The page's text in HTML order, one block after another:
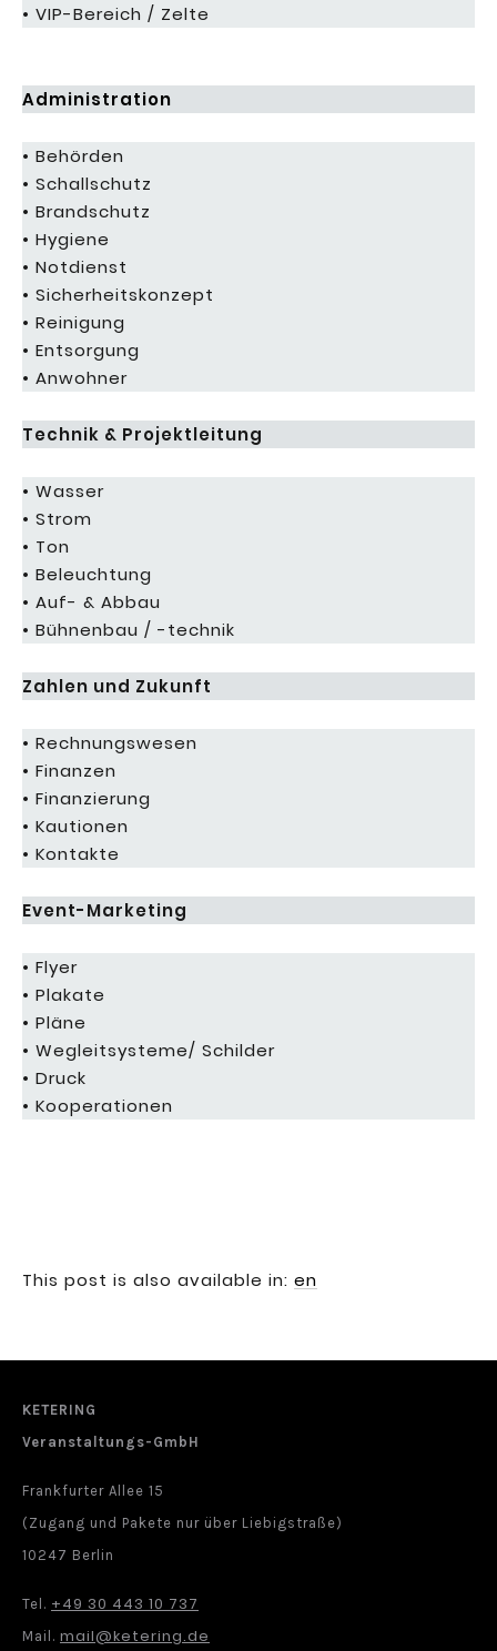
• VIP-Bereich / Zelte
Administration
• Behörden
• Schallschutz
• Brandschutz
• Hygiene
• Notdienst
• Sicherheitskonzept
• Reinigung
• Entsorgung
• Anwohner
Technik & Projektleitung
• Wasser
• Strom
• Ton
• Beleuchtung
• Auf- & Abbau
• Bühnenbau / -technik
Zahlen und Zukunft
• Rechnungswesen
• Finanzen
• Finanzierung
• Kautionen
• Kontakte
Event-Marketing
• Flyer
• Plakate
• Pläne
• Wegleitsysteme/ Schilder
• Druck
• Kooperationen
This post is also available in: en
KETERING
Veranstaltungs-GmbH
Frankfurter Allee 15
(Zugang und Pakete nur über Liebigstraße)
10247 Berlin
Tel. +49 30 443 10 737
Mail. mail@ketering.de